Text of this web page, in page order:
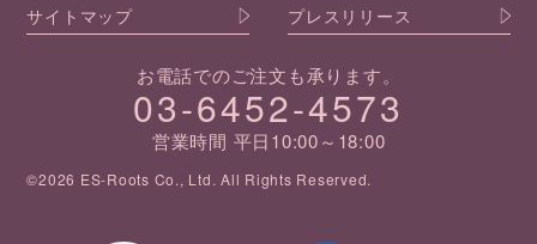
サイトマップ
プレスリリース
お電話でのご注文も承ります。
03-6452-4573
営業時間 平日10:00～18:00
©2026 ES-Roots Co., Ltd. All Rights Reserved.